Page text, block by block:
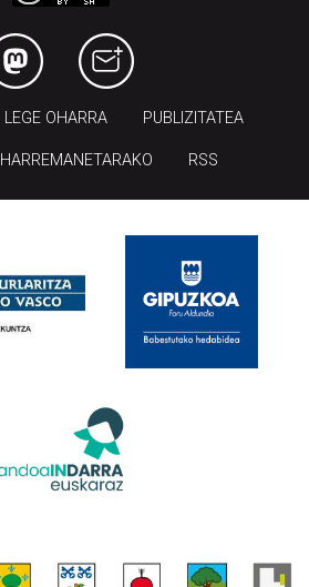
LEGE OHARRA PUBLIZITATEA
HARREMANETARAKO RSS